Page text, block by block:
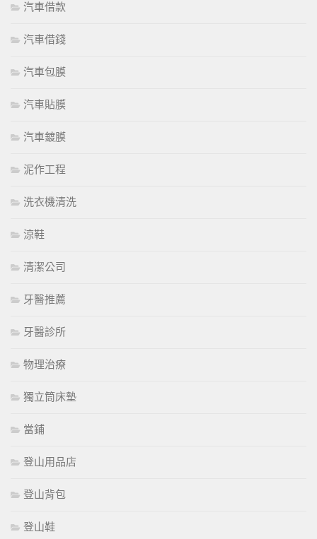
汽車借款
汽車借錢
汽車包膜
汽車貼膜
汽車鍍膜
泥作工程
洗衣機清洗
涼鞋
清潔公司
牙醫推薦
牙醫診所
物理治療
獨立筒床墊
當鋪
登山用品店
登山背包
登山鞋